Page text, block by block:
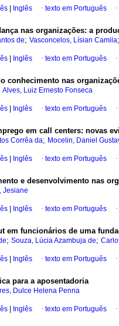
Inglês · texto em Português ·
nas organizações: a
de; Vasconcelos, Lísian Camila
Inglês · texto em Português ·
conhecimento nas
Alves, Luiz Ernesto Fonseca
Inglês · texto em Português ·
em call centers: novas
Corrêa da; Mocelin, Daniel
Inglês · texto em Português ·
e desenvolvimento nas
Jesiane
Inglês · texto em Português ·
em funcionários de uma
; Souza, Lúcia Azambuja de;
Inglês · texto em Português ·
para a aposentadoria
Dulce Helena Penna
Inglês · texto em Português ·